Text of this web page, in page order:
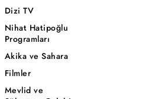
Dizi TV
Nihat Hatipoğlu
Programları
Akika ve Sahara
Filmler
Mevlid ve